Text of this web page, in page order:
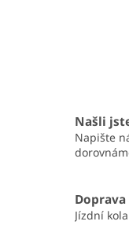
Našli
Napište
Doprava
Jízdní